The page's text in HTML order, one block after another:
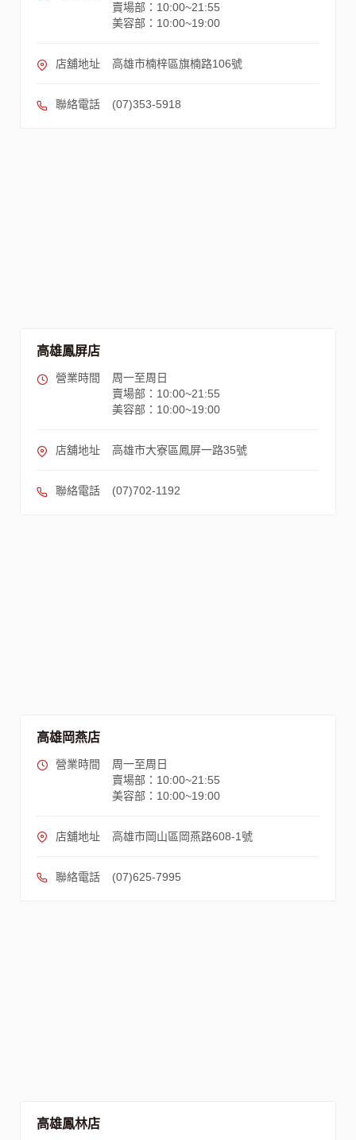
賣場部：10:00~21:55
美容部：10:00~19:00
店舖地址 高雄市楠梓區旗楠路106號
聯絡電話 (07)353-5918
高雄鳳屏店
營業時間
周一至周日
賣場部：10:00~21:55
美容部：10:00~19:00
店舖地址 高雄市大寮區鳳屏一路35號
聯絡電話 (07)702-1192
高雄岡燕店
營業時間
周一至周日
賣場部：10:00~21:55
美容部：10:00~19:00
店舖地址 高雄市岡山區岡燕路608-1號
聯絡電話 (07)625-7995
高雄鳳林店